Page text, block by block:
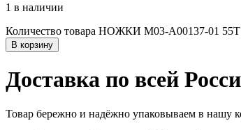
1 в наличии
Количество товара НОЖКИ M03-A00137-01
В корзину
Доставка по всей
Товар бережно и надёжно упаковываем в нашу